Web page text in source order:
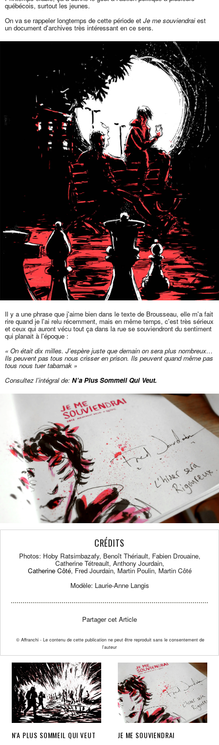
québécois, surtout les jeunes.
On va se rappeler longtemps de cette période et Je me souviendraiest
un document d'archives très intéressant en ce sens.
Il y a une phrase que j'aime bien dans le texte de Brousseau, elle m'a fait
rire quand je l'ai relu récemment, mais en même temps, c'est très sérieux
et ceux qui auront vécu tout ça dans la rue se souviendront du sentiment
qui planait à l'époque :
« On était dix milles. J'espère juste que demain on sera plus nombreux…
Ils peuvent pas tous nous crisser en prison. Ils peuvent quand même pas
tous nous tuer tabarnak »
Consultez l’intégral de: N’a Plus Sommeil Qui Veut.
CRÉDITS
Photos: Hoby Ratsimbazafy, Benoît Thériault, Fabien Drouaine,
Catherine Tétreault, Anthony Jourdain,
Catherine Côté, Fred Jourdain, Martin Poulin, Martin Côté
Modèle: Laurie-Anne Langis
Partager cet Article
© Affranchi - Le contenu de cette publication ne peut être reproduit sans le consentement de
l'auteur
N'A PLUS SOMMEIL QUI VEUT JE ME SOUVIENDRAI